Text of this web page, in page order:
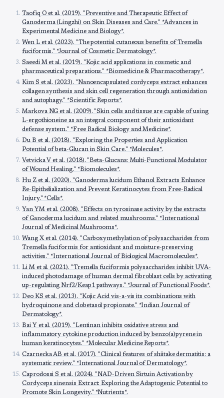
Taofiq O et al. (2019). "Preventive and Therapeutic Effect of
Ganoderma (Lingzhi) on Skin Diseases and Care." *Advances in
Experimental Medicine and Biology*.
Wen L et al. (2023). "The potential cutaneous benefits of Tremella
fuciformis." *Journal of Cosmetic Dermatology*.
Saeedi M et al. (2019). "Kojic acid applications in cosmetic and
pharmaceutical preparations." *Biomedicine & Pharmacotherapy*.
Kim S et al. (2023). "Nanoencapsulated cordyceps extract enhances
collagen synthesis and skin cell regeneration through antioxidation
and autophagy." *Scientific Reports*.
Markova NG et al. (2009). "Skin cells and tissue are capable of using
L-ergothioneine as an integral component of their antioxidant
defense system." *Free Radical Biology and Medicine*.
Du B et al. (2018). "Exploring the Properties and Application
Potential of beta-Glucan in Skin Care." *Molecules*.
Vetvicka V et al. (2018). "Beta-Glucans: Multi-Functional Modulator
of Wound Healing." *Biomolecules*.
Hu Z et al. (2020). "Ganoderma lucidum Ethanol Extracts Enhance
Re-Epithelialization and Prevent Keratinocytes from Free-Radical
Injury." *Cells*.
Yan YM et al. (2008). "Effects on tyrosinase activity by the extracts
of Ganoderma lucidum and related mushrooms." *International
Journal of Medicinal Mushrooms*.
Wang X et al. (2014). "Carboxymethylation of polysaccharides from
Tremella fuciformis for antioxidant and moisture-preserving
activities." *International Journal of Biological Macromolecules*.
Li M et al. (2021). "Tremella fuciformis polysaccharides inhibit UVA-
induced photodamage of human dermal fibroblast cells by activating
up-regulating Nrf2/Keap1 pathways." *Journal of Functional Foods*.
Deo KS et al. (2013). "Kojic Acid vis-a-vis its combinations with
hydroquinone and clobetasol propionate." *Indian Journal of
Dermatology*.
Bai Y et al. (2019). "Lentinan inhibits oxidative stress and
inflammatory cytokine production induced by benzo(a)pyrene in
human keratinocytes." *Molecular Medicine Reports*.
Czarnecka AB et al. (2017). "Clinical features of shiitake dermatitis: a
systematic review." *International Journal of Dermatology*.
Caprodossi S et al. (2024). "NAD-Driven Sirtuin Activation by
Cordyceps sinensis Extract: Exploring the Adaptogenic Potential to
Promote Skin Longevity." *Nutrients*.